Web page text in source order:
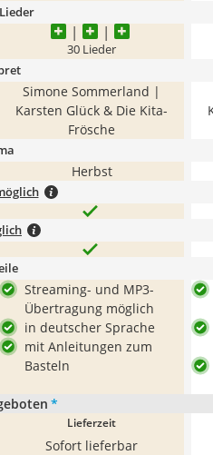
30 Lieder
Simone Sommerland |
Karsten Glück & Die Kita-
Frösche
Herbst
Streaming- und MP3-
Übertragung möglich
in deutscher Sprache
mit Anleitungen zum
Basteln
*
Lieferzeit
Sofort lieferbar